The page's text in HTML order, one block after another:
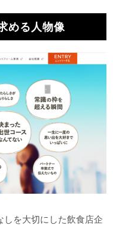
める人物像
しを大切にした飲食店企